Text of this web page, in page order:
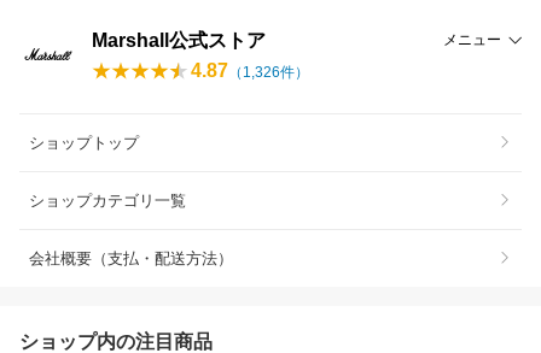
Marshall公式ストア メニュー
4.87 （ 1,326件）
ショップトップ
ショップカテゴリ一覧
会社概要（支払・配送方法）
ショップ内の注目商品